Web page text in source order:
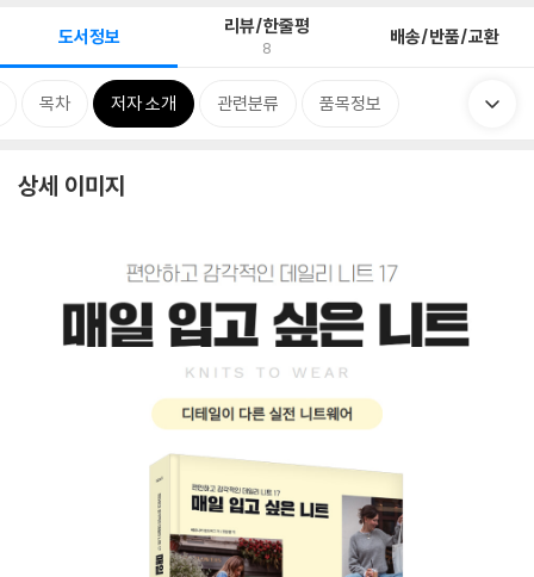
도서정보 리뷰/한줄평
8 배송/반품/교환
목차 저자 소개 관련분류 품목정보
상세 이미지